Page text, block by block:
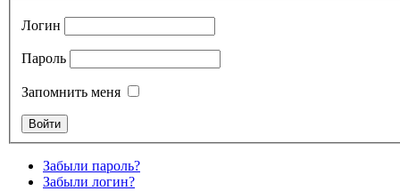
Логин
Пароль
Запомнить меня
Забыли пароль?
Забыли логин?